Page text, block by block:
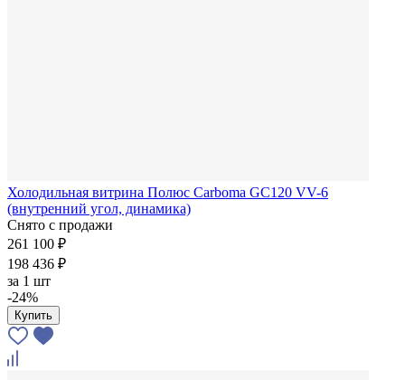
Холодильная витрина Полюс Carboma GC120 VV-6
(внутренний угол, динамика)
Снято с продажи
261 100 ₽
198 436 ₽
за 1 шт
-24%
Купить